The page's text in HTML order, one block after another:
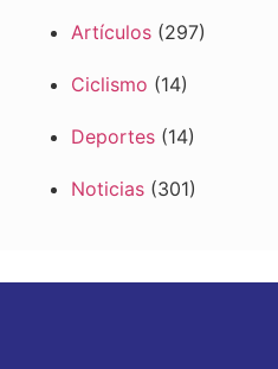
Artículos (297)
Ciclismo (14)
Deportes (14)
Noticias (301)